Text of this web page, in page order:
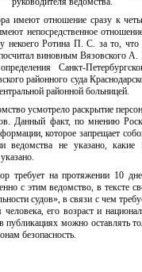
имеют отношение сразу к
непосредственное
некоего Ротина П. С. за то,
виновным Вязовского А.
Санкт-
районного суда
районной больницей.
усмотрело раскрытие
Данный факт, по мнению
которое запрещает
ведомства не указано,
требует на протяжении 10
с этим ведомство, в тексте
судов», в связи с чем
его возраст и
можно оставлять
безопасность.